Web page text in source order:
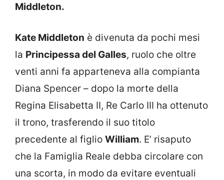
Middleton.
Kate Middleton è divenuta da pochi mesi
la Principessa del Galles, ruolo che oltre
venti anni fa apparteneva alla compianta
Diana Spencer – dopo la morte della
Regina Elisabetta II, Re Carlo III ha ottenuto
il trono, trasferendo il suo titolo
precedente al figlio William. E’ risaputo
che la Famiglia Reale debba circolare con
una scorta, in modo da evitare eventuali